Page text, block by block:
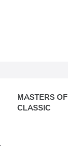
MASTERS OF
CLASSIC